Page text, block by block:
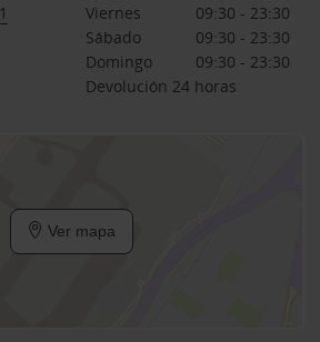
Viernes
09:30 - 23:30
Sábado
09:30 - 23:30
Domingo
09:30 - 23:30
Devolución 24 horas
Ver mapa